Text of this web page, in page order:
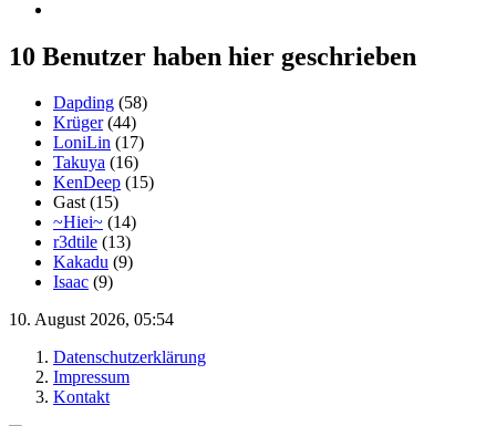
10 Benutzer haben hier geschrieben
Dapding (58)
Krüger(44)
LoniLin (17)
Takuya (16)
KenDeep (15)
Gast (15)
~Hiei~ (14)
r3dtile (13)
Kakadu (9)
Isaac (9)
10. August 2026, 05:54
Datenschutzerklärung
Impressum
Kontakt